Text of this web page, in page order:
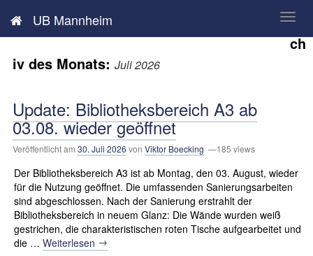
UB Mannheim
Neues aus der UB MannheimAr
ch
iv des Monats: Juli 2026
Update: Bibliotheksbereich A3 ab
03.08. wieder geöffnet
Veröffentlicht am 30. Juli 2026 von Viktor Boecking —185 views
Der Bibliotheksbereich A3 ist ab Montag, den 03. August, wieder
für die Nutzung geöffnet. Die umfassenden Sanierungsarbeiten
sind abgeschlossen. Nach der Sanierung erstrahlt der
Bibliotheksbereich in neuem Glanz: Die Wände wurden weiß
gestrichen, die charakteristischen roten Tische aufgearbeitet und
die … Weiterlesen →